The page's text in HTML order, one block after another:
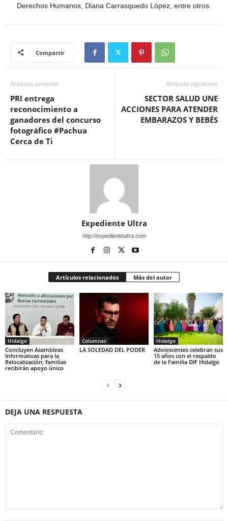
Derechos Humanos, Diana Carrasquedo López, entre otros.
Compartir
Artículo anterior
PRI entrega
reconocimiento a
ganadores del concurso
fotográfico #Pachua
Cerca de Ti
Artículo siguiente
SECTOR SALUD UNE
ACCIONES PARA ATENDER
EMBARAZOS Y BEBÉS
Expediente Ultra
http://expedienteultra.com
Artículos relacionados Más del autor
Hidalgo
Concluyen Asambleas
Informativas para la
Relocalización; familias
recibirán apoyo único
Columnas
LA SOLEDAD DEL PODER
Hidalgo
Adolescentes celebran sus
15 años con el respaldo
de la Familia DIF Hidalgo
DEJA UNA RESPUESTA